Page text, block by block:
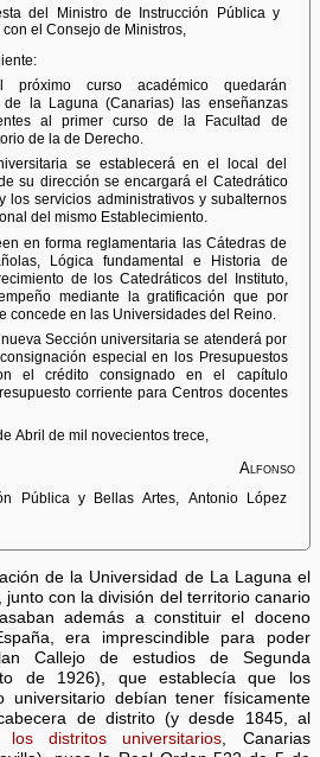
del Ministro de Instrucción Pública y
el Consejo de Ministros,
curso académico quedarán
la Laguna (Canarias) las enseñanzas
al primer curso de la Facultad de
de la de Derecho.
se establecerá en el local del
su dirección se encargará el Catedrático
los servicios administrativos y subalternos
del mismo Establecimiento.
en forma reglamentaria las Cátedras de
Lógica fundamental e Historia de
de los Catedráticos del Instituto,
mediante la gratificación que por
concede en las Universidades del Reino.
Sección universitaria se atenderá por
especial en los Presupuestos
el crédito consignado en el capítulo
corriente para Centros docentes
Abril de mil novecientos trece,
Alfonso
Pública y Bellas Artes, Antonio López
de la Universidad de La Laguna el
con la división del territorio canario
además a constituir el doceno
era imprescindible para poder
Callejo de estudios de Segunda
de 1926), que establecía que los
universitario debían tener físicamente
de distrito (y desde 1845, al
distritos universitarios, Canarias